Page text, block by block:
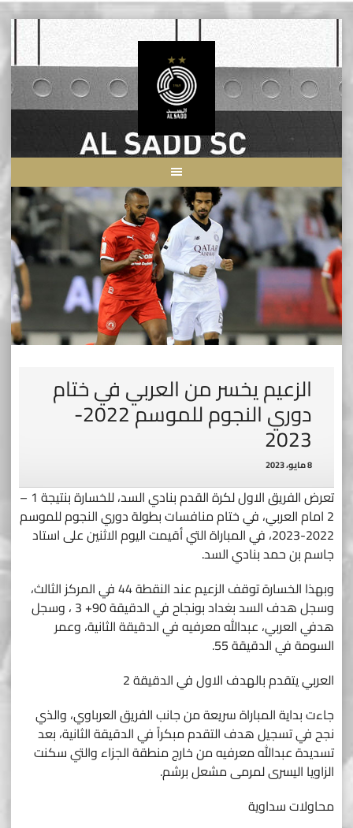
content
الزعيم يخسر من العربي في ختام
دوري النجوم للموسم 2022-
2023
8 مايو، 2023
تعرض الفريق الاول لكرة القدم بنادي السد، للخسارة بنتيجة 1 –
2 امام العربي، في ختام منافسات بطولة دوري النجوم للموسم
2022-2023، في المباراة التي أقيمت اليوم الاثنين على استاد
جاسم بن حمد بنادي السد.
وبهذا الخسارة توقف الزعيم عند النقطة 44 في المركز الثالث،
وسجل هدف السد بغداد بونجاح في الدقيقة 90+ 3 ، وسجل
هدفي العربي، عبدالله معرفيه في الدقيقة الثانية، وعمر
السومة في الدقيقة 55.
العربي يتقدم بالهدف الاول في الدقيقة 2
جاءت بداية المباراة سريعة من جانب الفريق العرباوي، والذي
نجح في تسجيل هدف التقدم مبكراً في الدقيقة الثانية، بعد
تسديدة عبدالله معرفيه من خارج منطقة الجزاء والتي سكنت
الزاويا اليسرى لمرمى مشعل برشم.
محاولات سداوية